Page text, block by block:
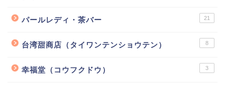
パールレディ・茶バー 21
台湾甜商店（タイワンテンショウテン） 8
幸福堂（コウフクドウ） 3